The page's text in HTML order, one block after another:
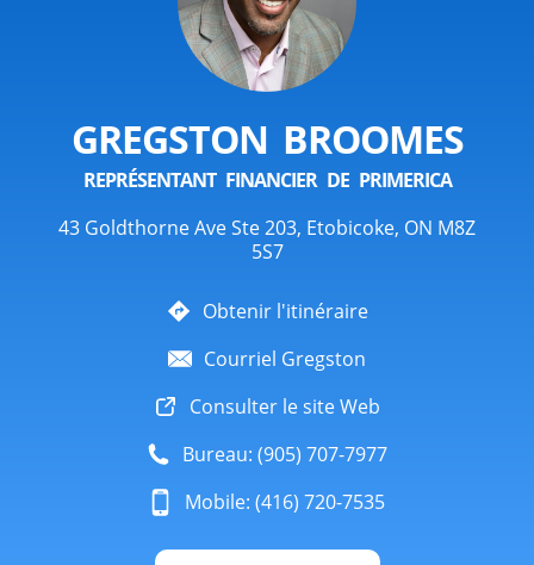
GREGSTON BROOMES
REPRÉSENTANT FINANCIER DE PRIMERICA
43 Goldthorne Ave Ste 203, Etobicoke, ON M8Z
5S7
Obtenir l'itinéraire
Courriel Gregston
Consulter le site Web
Bureau: (905) 707-7977
Mobile: (416) 720-7535